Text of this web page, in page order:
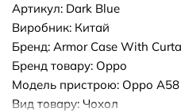
Артикул: Dark Blue
Виробник: Китай
Бренд: Armor Case With
Бренд товару: Oppo
Модель пристрою: Oppo A58
Вид товару: Чохол